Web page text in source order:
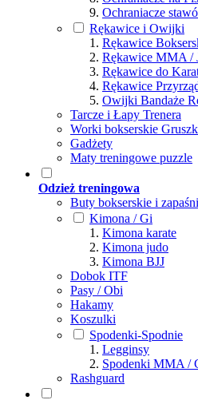
Ochraniacze
Rękawice i Owijki
Rękawice
Rękawice MMA /
Rękawice do
Rękawice
Owijki Bandaże
Tarcze i Łapy Trenera
Worki bokserskie
Gadżety
Maty treningowe puzzle
Odzież treningowa
Buty bokserskie i
Kimona / Gi
Kimona karate
Kimona judo
Kimona BJJ
Dobok ITF
Pasy / Obi
Hakamy
Koszulki
Spodenki-Spodnie
Legginsy
Spodenki MMA /
Rashguard